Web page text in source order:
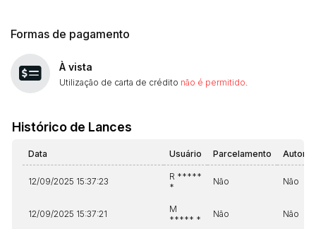
Formas de pagamento
À vista
Utilização de carta de crédito não é permitido
Histórico de Lances
Data Usuário Parcelamento
12/09/2025 15:37:23
R *****
*
Não Não
12/09/2025 15:37:21
M
***** *
Não Não